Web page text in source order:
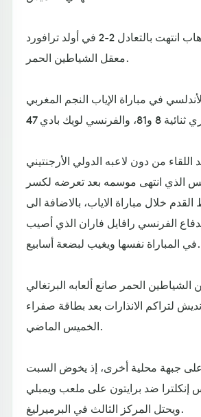
وكانت نتيجة الذهاب انتهت بالتعادل 2-2 في أولد ترافورد
معقل الشياطين الحمر.
في مباراة الإياب النجم المغربي
اللقاء من دون لاعبه الدولي الأرجنتيني
الذي انتهى موسمه بعد تعرضه لكسر
خلال مباراة الاياب، بالاضافة الى
الفرنسي رافايل فاران الذي أصيب
في المباراة نفسها ويغيب لبضعة أسابيع.
الحمر صانع ألعابه البرتغالي
لتراكم الانذارات بعد بطاقة صفراء
الخميس الماضي.
على جبهة محلية أخرى، إذ يخوض السبت
ضد برايتون على ملعب ويمبلي
ويحتل المركز الثالث في البرميرليغ.